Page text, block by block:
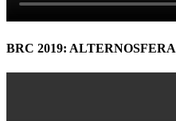
BRC 2019: ALTERNOSFERA